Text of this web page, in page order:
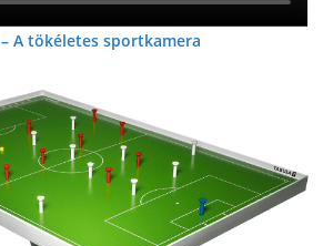
A tökéletes sportkamera